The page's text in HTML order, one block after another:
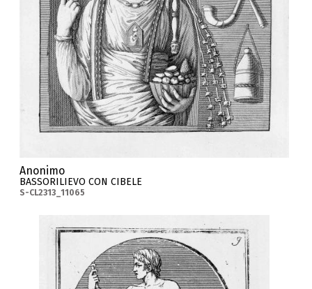
Anonimo
BASSORILIEVO CON CIBELE
S-CL2313_11065